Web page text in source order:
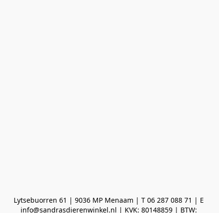
Lytsebuorren 61 | 9036 MP Menaam | T 06 287 088 71 | E
info@sandrasdierenwinkel.nl | KVK: 80148859 | BTW: